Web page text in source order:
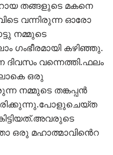
തങ്ങളുടെ മകനെ
വന്നിരുന്ന ഓരോ
നമ്മുടെ
ഗംഭീരമായി കഴിഞ്ഞു.
വന്നെത്തി.ഫലം
ഒരു
നമ്മുടെ തങ്കപ്പൻ
ഒരു മഹാത്മാവിൻെറ